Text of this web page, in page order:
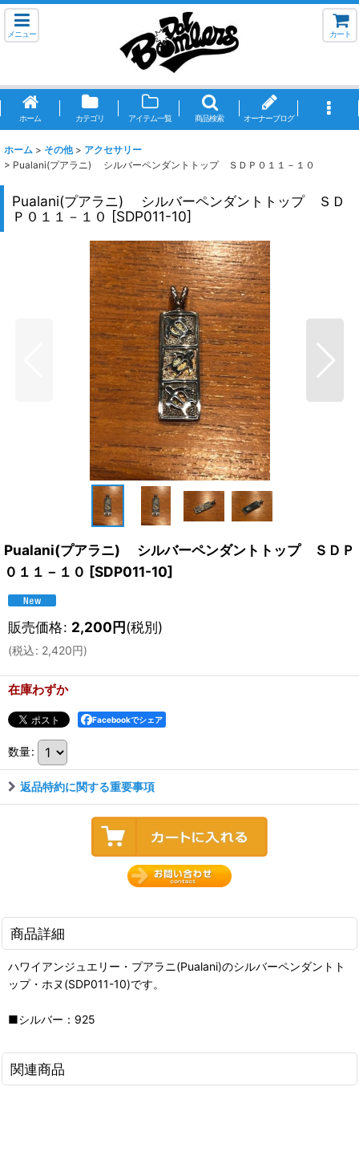
メニュー カート
ホーム カテゴリ アイテム一覧 商品検索 オーナーブログ
ホーム > その他 > アクセサリー
> Pualani(プアラニ) シルバーペンダントトップ ＳＤＰ０１１－１０
Pualani(プアラニ) シルバーペンダントトップ ＳＤ
Ｐ０１１－１０ [SDP011-10]
Pualani(プアラニ) シルバーペンダントトップ ＳＤＰ
０１１－１０ [SDP011-10]
販売価格: 2,200円(税別)
(税込: 2,420円)
在庫わずか
Facebookでシェア
数量:
返品特約に関する重要事項
商品詳細
ハワイアンジュエリー・プアラニ(Pualani)のシルバーペンダントト
ップ・ホヌ(SDP011-10)です。
■シルバー：925
関連商品